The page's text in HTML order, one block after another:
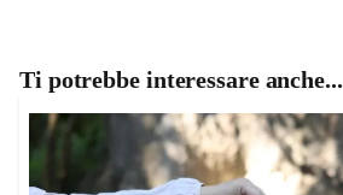
Ti potrebbe interessare anche...